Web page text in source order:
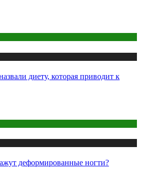
диету, которая приводит к
деформированные ногти?